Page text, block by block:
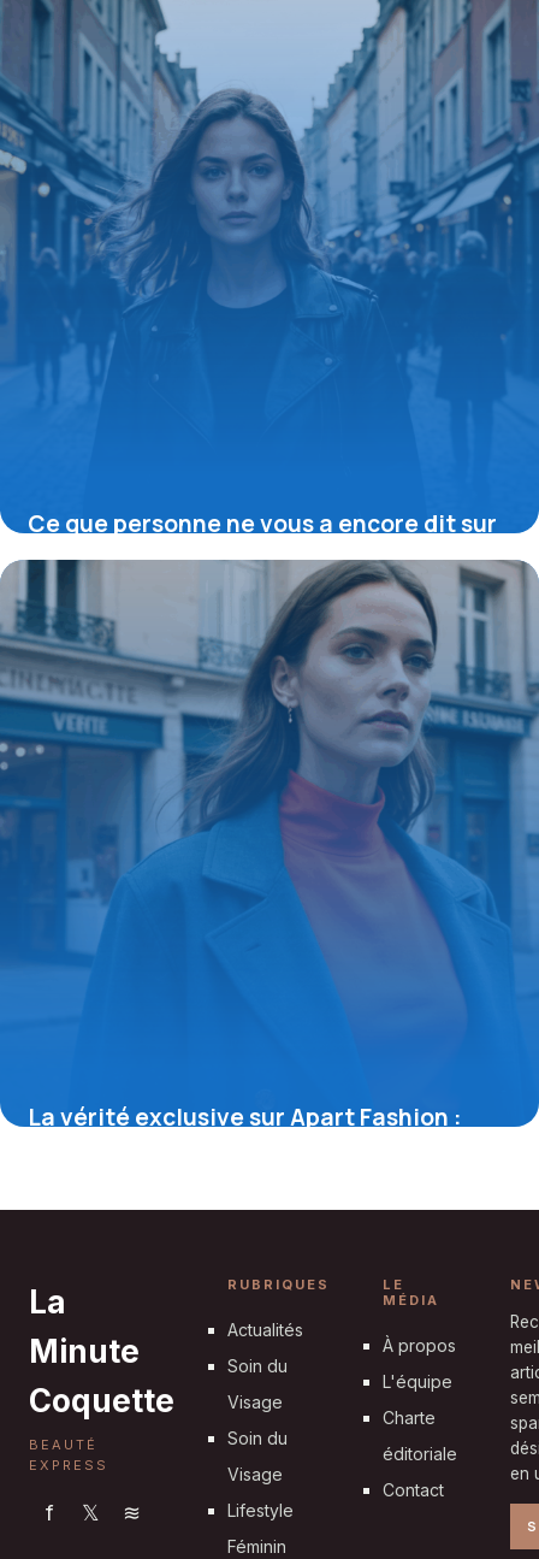
11 septembre 2025
Ce que personne ne vous a encore dit sur
le cache-cœur noir, l’élégance
intemporelle qui sublime toutes les
silhouettes
8 septembre 2025
La vérité exclusive sur Apart Fashion :
La
Minute
Coquette
BEAUTÉ
EXPRESS
f 𝕏 ≋
RUBRIQUES
Actualités
Soin du
Visage
Soin du
Visage
Lifestyle
Féminin
LE
MÉDIA
À propos
L'équipe
Charte
éditoriale
Contact
en